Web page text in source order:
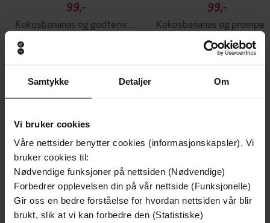
Samtykke Detaljer Om
Vi bruker cookies
Våre nettsider benytter cookies (informasjonskapsler). Vi
bruker cookies til:
Nødvendige funksjoner på nettsiden (Nødvendige)
Forbedrer opplevelsen din på vår nettside (Funksjonelle)
Gir oss en bedre forståelse for hvordan nettsiden vår blir
brukt, slik at vi kan forbedre den (Statistiske)
99,-
99,-
Rolf Magne G. Andersen
LYDBOK
Vi anbefaler